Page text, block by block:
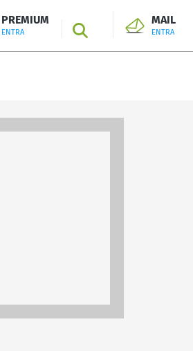
PREMIUM
ENTRA SEARCH
MAIL
ENTRA